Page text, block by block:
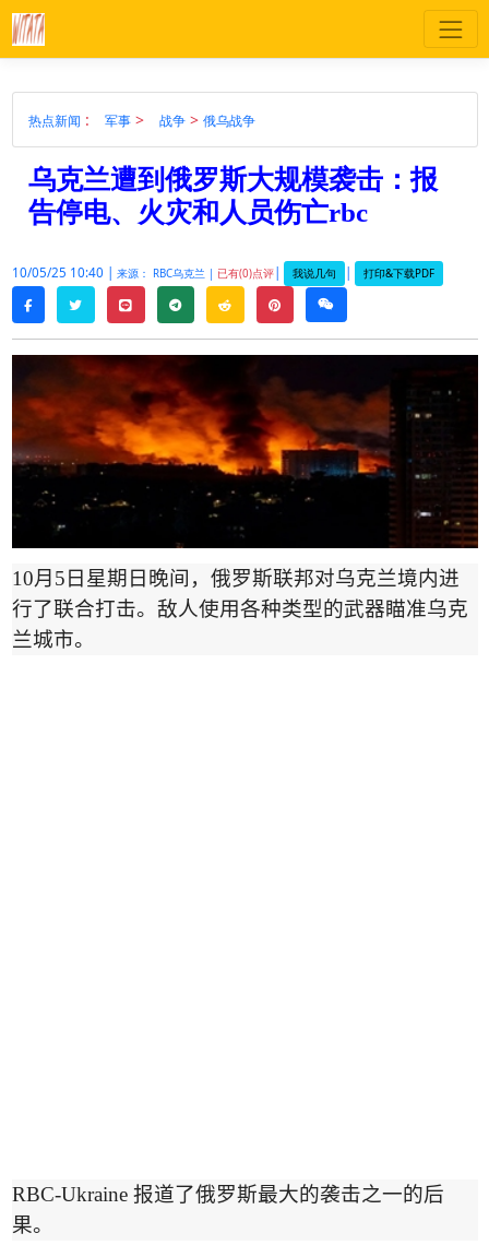
热点新闻 : 军事> 战争 > 俄乌战争
乌克兰遭到俄罗斯大规模袭击：报
告停电、火灾和人员伤亡rbc
10/05/25 10:40 | 来源： RBC乌克兰 | 已有(0)点评| 我说几句 | 打印&下载PDF
facebooktwitterline telegramreddit pinterestweixin
10月 5 日星期日晚间，俄罗斯联邦对乌克兰境内进
行了联合打击。敌人使用各种类型的武器瞄准乌克
兰城市。
RBC-Ukraine 报道了俄罗斯最大的袭击之一的后
果。